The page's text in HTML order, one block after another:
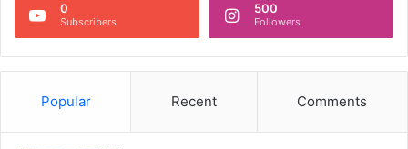
0
Subscribers
500
Followers
Popular Recent Comments